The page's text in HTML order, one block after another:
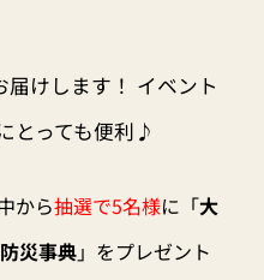
けします！ イベント
とっても便利♪
から抽選で5名様に「大
災事典」をプレゼント